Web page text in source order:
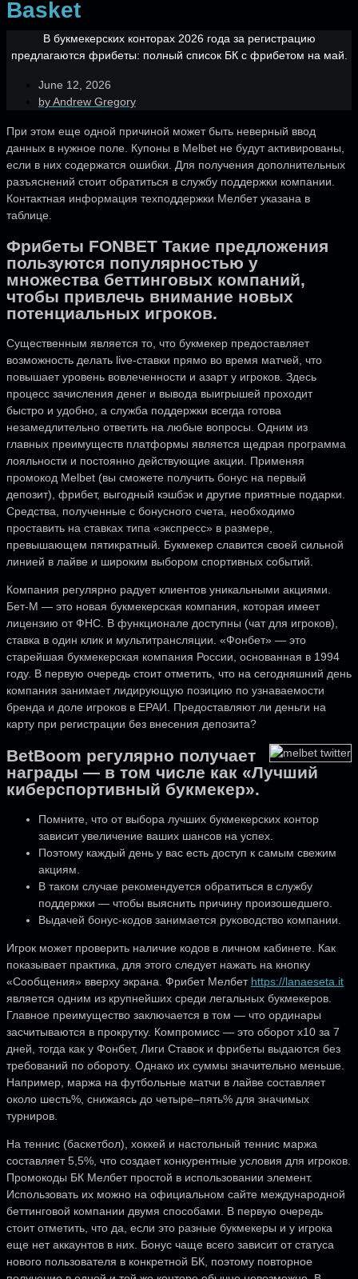
Basket
В букмекерских конторах 2026 года за регистрацию
предлагаются фрибеты: полный список БК с фрибетом на май.
June 12, 2026
byAndrew Gregory
При этом еще одной причиной может быть неверный ввод
данных в нужное поле. Купоны в Melbet не будут активированы,
если в них содержатся ошибки. Для получения дополнительных
разъяснений стоит обратиться в службу поддержки компании.
Контактная информация техподдержки Мелбет указана в
таблице.
Фрибеты FONBET Такие предложения
пользуются популярностью у
множества беттинговых компаний,
чтобы привлечь внимание новых
потенциальных игроков.
Существенным является то, что букмекер предоставляет
возможность делать live-ставки прямо во время матчей, что
повышает уровень вовлеченности и азарт у игроков. Здесь
процесс зачисления денег и вывода выигрышей проходит
быстро и удобно, а служба поддержки всегда готова
незамедлительно ответить на любые вопросы. Одним из
главных преимуществ платформы является щедрая программа
лояльности и постоянно действующие акции. Применяя
промокод Melbet (вы сможете получить бонус на первый
депозит), фрибет, выгодный кэшбэк и другие приятные подарки.
Средства, полученные с бонусного счета, необходимо
проставить на ставках типа «экспресс» в размере,
превышающем пятикратный. Букмекер славится своей сильной
линией в лайве и широким выбором спортивных событий.
Компания регулярно радует клиентов уникальными акциями.
Бет-М — это новая букмекерская компания, которая имеет
лицензию от ФНС. В функционале доступны (чат для игроков),
ставка в один клик и мультитрансляции. «Фонбет» — это
старейшая букмекерская компания России, основанная в 1994
году. В первую очередь стоит отметить, что на сегодняшний день
компания занимает лидирующую позицию по узнаваемости
бренда и доле игроков в ЕРАИ. Предоставляют ли деньги на
карту при регистрации без внесения депозита?
BetBoom регулярно получает
награды — в том числе как «Лучший
киберспортивный букмекер».
Помните, что от выбора лучших букмекерских контор
зависит увеличение ваших шансов на успех.
Поэтому каждый день у вас есть доступ к самым свежим
акциям.
В таком случае рекомендуется обратиться в службу
поддержки — чтобы выяснить причину произошедшего.
Выдачей бонус-кодов занимается руководство компании.
Игрок может проверить наличие кодов в личном кабинете. Как
показывает практика, для этого следует нажать на кнопку
«Сообщения» вверху экрана. Фрибет Мелбет https://lanaeseta.it
является одним из крупнейших среди легальных букмекеров.
Главное преимущество заключается в том — что ординары
засчитываются в прокрутку. Компромисс — это оборот x10 за 7
дней, тогда как у Фонбет, Лиги Ставок и фрибеты выдаются без
требований по обороту. Однако их суммы значительно меньше.
Например, маржа на футбольные матчи в лайве составляет
около шесть%, снижаясь до четыре–пять% для значимых
турниров.
На теннис (баскетбол), хоккей и настольный теннис маржа
составляет 5,5%, что создает конкурентные условия для игроков.
Промокоды БК Мелбет простой в использовании элемент.
Использовать их можно на официальном сайте международной
беттинговой компании двумя способами. В первую очередь
стоит отметить, что да, если это разные букмекеры и у игрока
еще нет аккаунтов в них. Бонус чаще всего зависит от статуса
нового пользователя в конкретной БК, поэтому повторное